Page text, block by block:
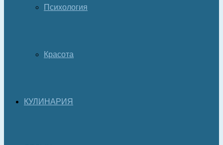
Психология
Красота
КУЛИНАРИЯ